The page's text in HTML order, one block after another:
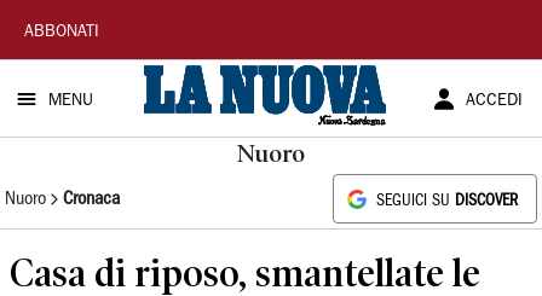
La
Nuova
Sardegna
ABBONATI
MENU ACCEDI
Nuoro
Nuoro Cronaca SEGUICI SU DISCOVER
Casa di riposo, smantellate le